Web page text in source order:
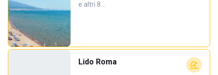
e altri 8…
Lido Roma